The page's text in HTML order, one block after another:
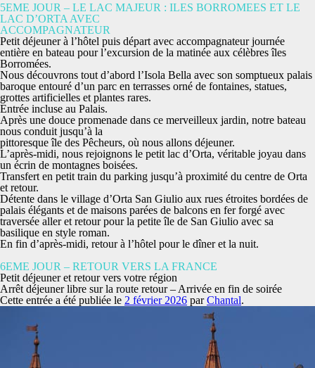
5EME JOUR – LE LAC MAJEUR : ILES BORROMEES ET LE
LAC D’ORTA AVEC
ACCOMPAGNATEUR
Petit déjeuner à l’hôtel puis départ avec accompagnateur journée
entière en bateau pour l’excursion de la matinée aux célèbres îles
Borromées.
Nous découvrons tout d’abord l’Isola Bella avec son somptueux palais
baroque entouré d’un parc en terrasses orné de fontaines, statues,
grottes artificielles et plantes rares.
Entrée incluse au Palais.
Après une douce promenade dans ce merveilleux jardin, notre bateau
nous conduit jusqu’à la
pittoresque île des Pêcheurs, où nous allons déjeuner.
L’après-midi, nous rejoignons le petit lac d’Orta, véritable joyau dans
un écrin de montagnes boisées.
Transfert en petit train du parking jusqu’à proximité du centre de Orta
et retour.
Détente dans le village d’Orta San Giulio aux rues étroites bordées de
palais élégants et de maisons parées de balcons en fer forgé avec
traversée aller et retour pour la petite île de San Giulio avec sa
basilique en style roman.
En fin d’après-midi, retour à l’hôtel pour le dîner et la nuit.
6EME JOUR – RETOUR VERS LA FRANCE
Petit déjeuner et retour vers votre région
Arrêt déjeuner libre sur la route retour – Arrivée en fin de soirée
Cette entrée a été publiée le 2 février 2026 parChantal.